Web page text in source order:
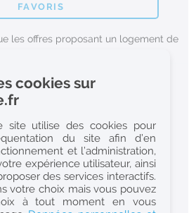
FAVORIS
les offres proposant un logement de
par métier
(H/F)
(H/F)
6e année validée (H/F)
- Esthéticienne (H/F)
cookies sur
site utilise des cookies pour
du site afin d’en
et l’administration,
expérience utilisateur, ainsi
des services interactifs.
votre choix mais vous pouvez
à tout moment en vous